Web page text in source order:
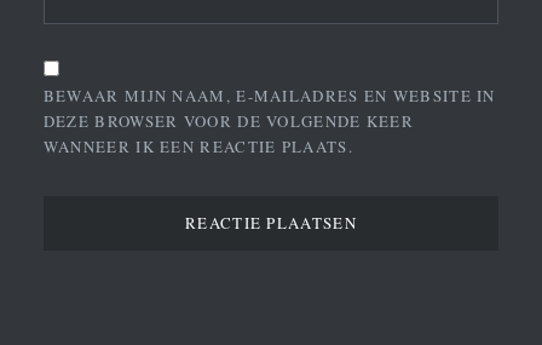
BEWAAR MIJN NAAM, E-MAILADRES EN WEBSITE IN
DEZE BROWSER VOOR DE VOLGENDE KEER
WANNEER IK EEN REACTIE PLAATS.